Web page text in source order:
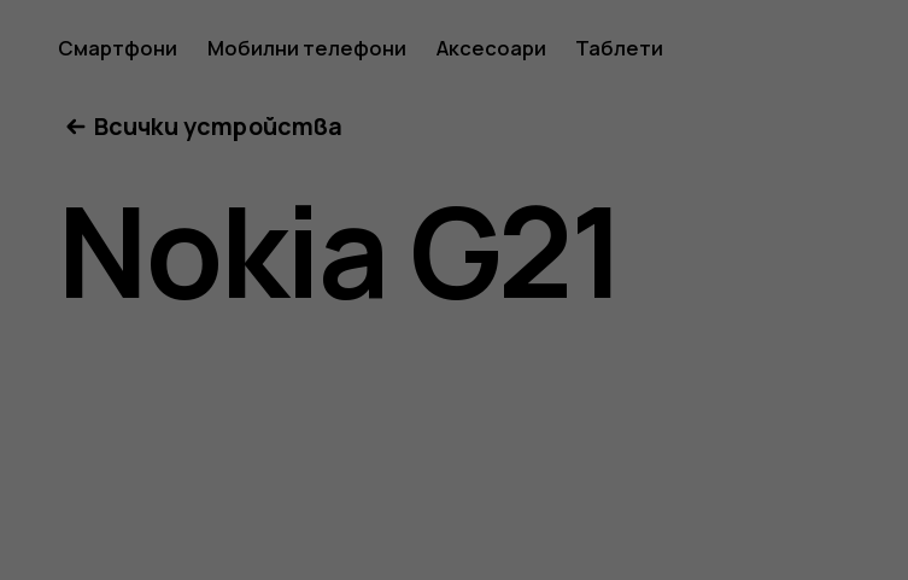
Ръководство
на
потребителя
Смартфони Мобилни телефони Аксесоари Таблети
Всички устройства
Nokia G21